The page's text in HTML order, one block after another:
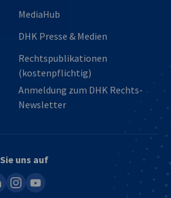
MediaHub
DHK Presse & Medien
Rechtspublikationen
(kostenpflichtig)
Anmeldung zum DHK Rechts-
Newsletter
uns auf
instagram
youtube